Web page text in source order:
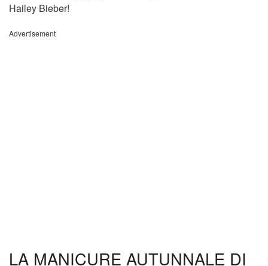
Hailey Bieber!
Advertisement
LA MANICURE AUTUNNALE DI